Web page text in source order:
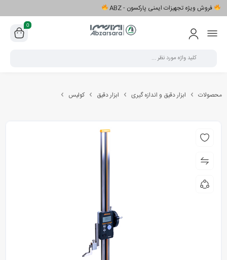
فروش ویژه تجهیزات ایمنی پارکسون - ABZ
0
محصولات ابزار دقیق و اندازه گیری ابزار دقیق کولیس